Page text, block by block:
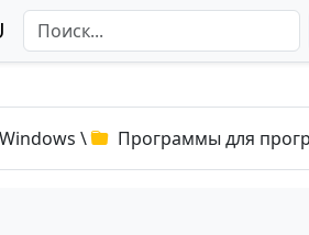
Windows \ Программы для